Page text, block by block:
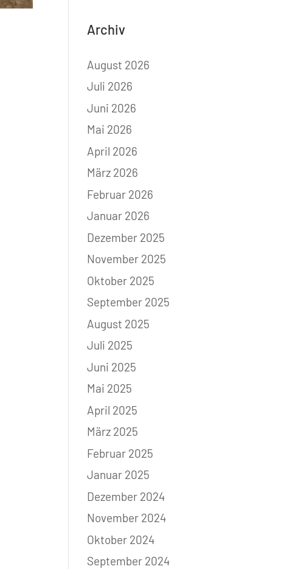
Archiv
August 2026
Juli 2026
Juni 2026
Mai 2026
April 2026
März 2026
Februar 2026
Januar 2026
Dezember 2025
November 2025
Oktober 2025
September 2025
August 2025
Juli 2025
Juni 2025
Mai 2025
April 2025
März 2025
Februar 2025
Januar 2025
Dezember 2024
November 2024
Oktober 2024
September 2024